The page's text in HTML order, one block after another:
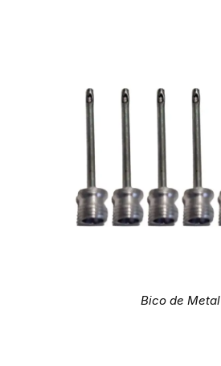
Bico de Metal